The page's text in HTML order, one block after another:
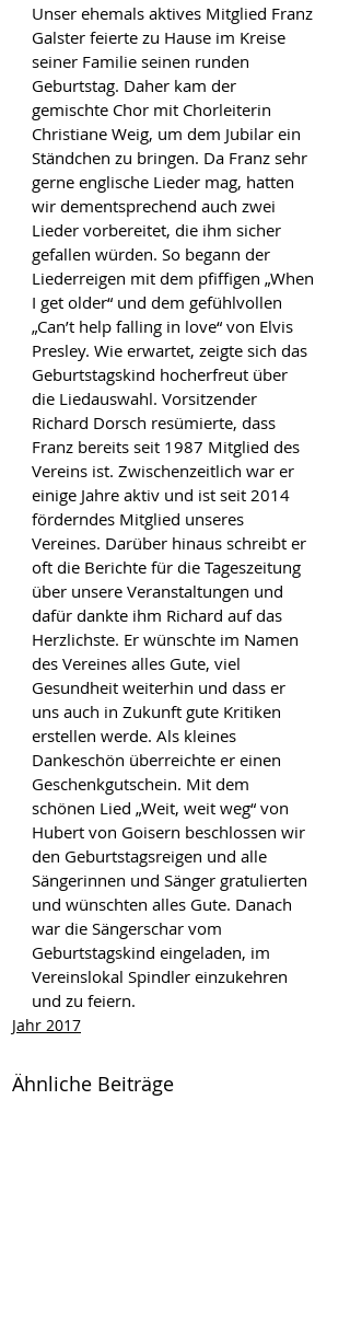
Unser ehemals aktives Mitglied Franz
Galster feierte zu Hause im Kreise
seiner Familie seinen runden
Geburtstag. Daher kam der
gemischte Chor mit Chorleiterin
Christiane Weig, um dem Jubilar ein
Ständchen zu bringen. Da Franz sehr
gerne englische Lieder mag, hatten
wir dementsprechend auch zwei
Lieder vorbereitet, die ihm sicher
gefallen würden. So begann der
Liederreigen mit dem pfiffigen „When
I get older“ und dem gefühlvollen
„Can’t help falling in love“ von Elvis
Presley. Wie erwartet, zeigte sich das
Geburtstagskind hocherfreut über
die Liedauswahl. Vorsitzender
Richard Dorsch resümierte, dass
Franz bereits seit 1987 Mitglied des
Vereins ist. Zwischenzeitlich war er
einige Jahre aktiv und ist seit 2014
förderndes Mitglied unseres
Vereines. Darüber hinaus schreibt er
oft die Berichte für die Tageszeitung
über unsere Veranstaltungen und
dafür dankte ihm Richard auf das
Herzlichste. Er wünschte im Namen
des Vereines alles Gute, viel
Gesundheit weiterhin und dass er
uns auch in Zukunft gute Kritiken
erstellen werde. Als kleines
Dankeschön überreichte er einen
Geschenkgutschein. Mit dem
schönen Lied „Weit, weit weg“ von
Hubert von Goisern beschlossen wir
den Geburtstagsreigen und alle
Sängerinnen und Sänger gratulierten
und wünschten alles Gute. Danach
war die Sängerschar vom
Geburtstagskind eingeladen, im
Vereinslokal Spindler einzukehren
und zu feiern.
Jahr 2017
Ähnliche Beiträge